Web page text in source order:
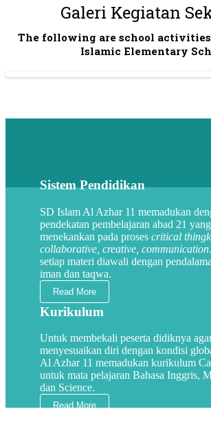
Galeri Kegiatan
The following are school activities
Islamic Elementary
Sistem Pendidikan
SD Islam Al Azhar 11 memadukan
pendekatan pembelajaran abad 21 yang
menekankan pada proses critical
collaborative, creative, communication
setiap materi diawali dengan
iman dan taqwa.
Read More
Kurikulum
Untuk membekali peserta didiknya
menyesuaikan diri dengan kondisi
Al Azhar 11 memadukan kurikulum
untuk mata pelajaran Bahasa Inggris,
dan Science.
Read More